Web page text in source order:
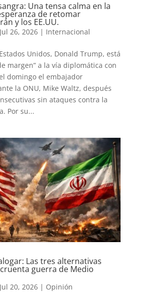
Una tensa calma en la
de retomar
y los EE.UU.
Jul 26, 2026| Internacional
Unidos, Donald Trump, está
margen” a la vía diplomática con
domingo el embajador
la ONU, Mike Waltz, después
sin ataques contra la
Por su...
Las tres alternativas
guerra de Medio
Jul 20, 2026| Opinión